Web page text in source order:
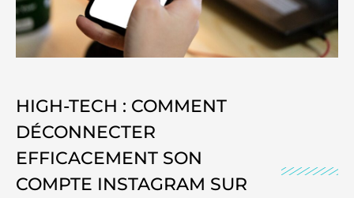
HIGH-TECH : COMMENT
DÉCONNECTER
EFFICACEMENT SON
COMPTE INSTAGRAM SUR